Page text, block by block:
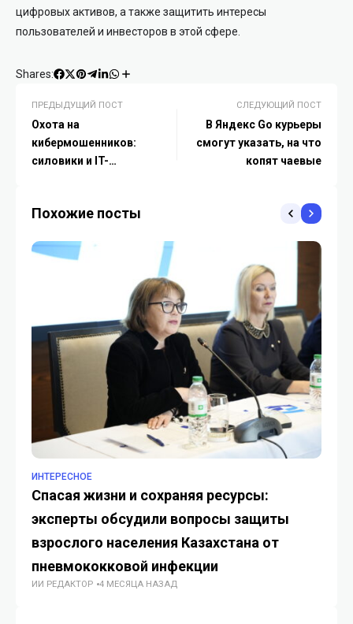
цифровых активов, а также защитить интересы
пользователей и инвесторов в этой сфере.
Shares:
ПРЕДЫДУЩИЙ ПОСТ
Охота на
кибермошенников:
силовики и IT-
СЛЕДУЮЩИЙ ПОСТ
В Яндекс Go курьеры
смогут указать, на что
копят чаевые
Похожие посты
ИНТЕРЕСНОЕ
Спасая жизни и сохраняя ресурсы:
эксперты обсудили вопросы защиты
взрослого населения Казахстана от
пневмококковой инфекции
ИИ РЕДАКТОР 4 МЕСЯЦА НАЗАД